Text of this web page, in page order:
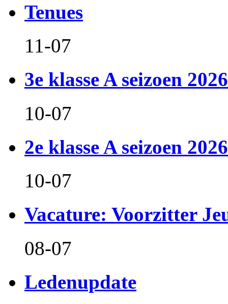
Tenues
11-07
3e klasse A seizoen
10-07
2e klasse A seizoen
10-07
Vacature: Voorzitter
08-07
Ledenupdate